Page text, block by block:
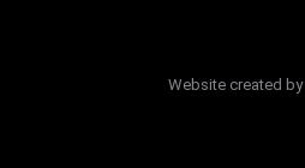
Website created by